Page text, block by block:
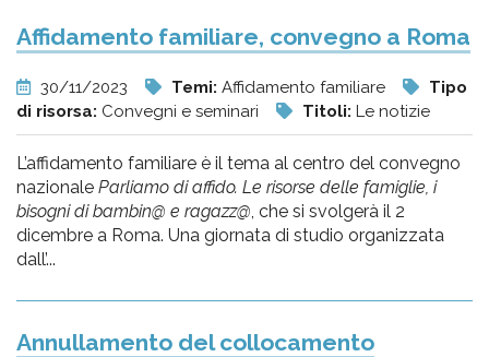
Affidamento familiare, convegno a Roma
30/11/2023 Temi: Affidamento familiare
Tipo
di risorsa: Convegni e seminari Titoli: Le notizie
L’affidamento familiare è il tema al centro del convegno
nazionale Parliamo di affido. Le risorse delle famiglie, i
bisogni di bambin@ e ragazz@, che si svolgerà il 2
dicembre a Roma. Una giornata di studio organizzata
dall’...
Annullamento del collocamento